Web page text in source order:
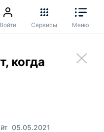
Войти Сервисы Меню
когда
05.05.2021